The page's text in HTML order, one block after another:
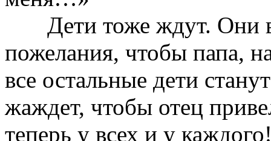
Дети тоже ждут. Они
пожелания, чтобы папа,
все остальные дети
жаждет, чтобы отец
теперь у всех и у